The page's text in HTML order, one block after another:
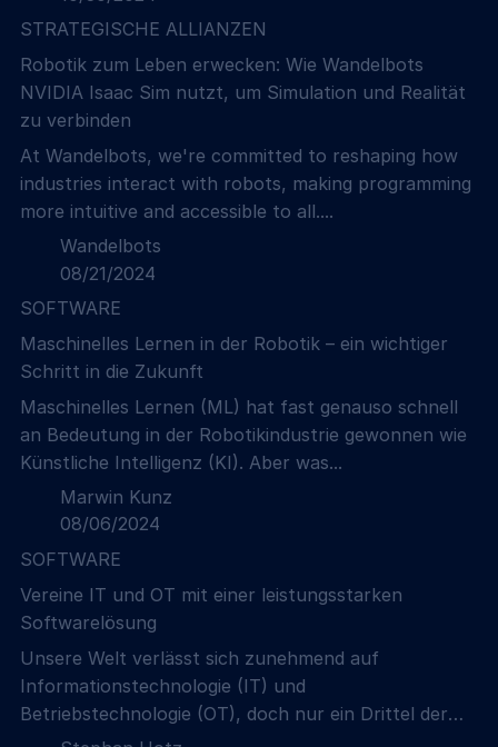
STRATEGISCHE ALLIANZEN
Robotik zum Leben erwecken: Wie Wandelbots
NVIDIA Isaac Sim nutzt, um Simulation und Realität
zu verbinden
At Wandelbots, we're committed to reshaping how
industries interact with robots, making programming
more intuitive and accessible to all....
Wandelbots
08/21/2024
SOFTWARE
Maschinelles Lernen in der Robotik – ein wichtiger
Schritt in die Zukunft
Maschinelles Lernen (ML) hat fast genauso schnell
an Bedeutung in der Robotikindustrie gewonnen wie
Künstliche Intelligenz (KI). Aber was...
Marwin Kunz
08/06/2024
SOFTWARE
Vereine IT und OT mit einer leistungsstarken
Softwarelösung
Unsere Welt verlässt sich zunehmend auf
Informationstechnologie (IT) und
Betriebstechnologie (OT), doch nur ein Drittel der
Hersteller...